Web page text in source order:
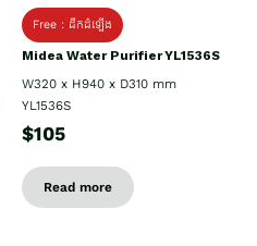
Free : ដឹកដំឡើង
Midea Water Purifier YL1536S
W320 x H940 x D310 mm
YL1536S
$105
Read more